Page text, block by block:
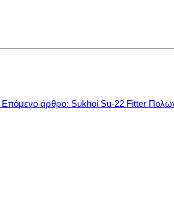
Επόμενο άρθρο: Sukhoi Su-22 Fitter